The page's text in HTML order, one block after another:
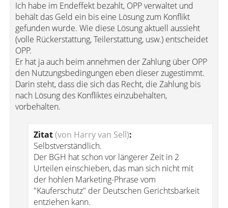
Ich habe im Endeffekt bezahlt, OPP verwaltet und
behält das Geld ein bis eine Lösung zum Konflikt
gefunden wurde. Wie diese Lösung aktuell aussieht
(volle Rückerstattung, Teilerstattung, usw.) entscheidet
OPP.
Er hat ja auch beim annehmen der Zahlung über OPP
den Nutzungsbedingungen eben dieser zugestimmt.
Darin steht, dass die sich das Recht, die Zahlung bis
nach Lösung des Konfliktes einzubehalten,
vorbehalten.
Zitat(von Harry van Sell):
Selbstverständlich.
Der BGH hat schon vor längerer Zeit in 2
Urteilen einschieben, das man sich nicht mit
der hohlen Marketing-Phrase vom
"Käuferschutz" der Deutschen Gerichtsbarkeit
entziehen kann.